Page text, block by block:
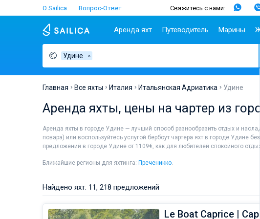
О Sailica Вопрос-Ответ Свяжитесь с нами:
Аренда яхт
страны
Италия
Испания
Франция
Британские Виргинские
Мартиника
Шибеник
Задар
Сицилия
Ибица
Путеводитель
Дубровник
Сплит
Волос
Лаврион
Гран-
Ибица
Майорка
Марины
Удине
Главная Все яхты Италия Итальянская Адриатика Удине
Аренда яхты, цены на чартер из
Аренда яхты в городе Удине — лучший способ разнообразить отдых и
повара) или воспользуйтесь услугой бербоут чартера яхт в городе Удине
предложений в городе Удине от 1109€, как для любителей спокойного
Ближайшие регионы для яхтинга: Преченикко.
Найдено яхт: 11, 218 предложений
Le Boat Caprice |